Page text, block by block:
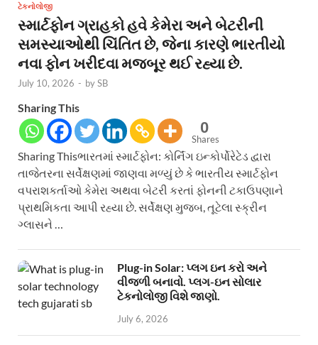
ટેકનોલોજી
સ્માર્ટફોન ગ્રાહકો હવે કેમેરા અને બેટરીની
સમસ્યાઓથી ચિંતિત છે, જેના કારણે ભારતીયો
નવા ફોન ખરીદવા મજબૂર થઈ રહ્યા છે.
July 10, 2026 - bySB
Sharing This
0
Shares
Sharing Thisભારતમાં સ્માર્ટફોન: કોર્નિંગ ઇન્કોર્પોરેટેડ દ્વારા
તાજેતરના સર્વેક્ષણમાં જાણવા મળ્યું છે કે ભારતીય સ્માર્ટફોન
વપરાશકર્તાઓ કેમેરા અથવા બેટરી કરતાં ફોનની ટકાઉપણાને
પ્રાથમિકતા આપી રહ્યા છે. સર્વેક્ષણ મુજબ, તૂટેલા સ્ક્રીન
ગ્લાસને …
Plug-in Solar: પ્લગ ઇન કરો અને
વીજળી બનાવો. પ્લગ-ઇન સોલાર
ટેકનોલોજી વિશે જાણો.
July 6, 2026